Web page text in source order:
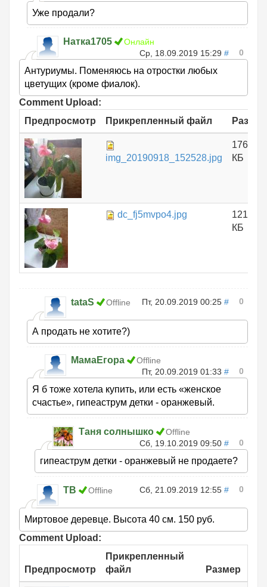
Уже продали?
Натка1705
Онлайн
Ср, 18.09.2019 15:29 # 0
Антуриумы. Поменяюсь на отростки любых
цветущих (кроме фиалок).
Comment Upload:
Предпросмотр
Прикрепленный файл Размер
img_20190918_152528.jpg
176.06
КБ
dc_fj5mvpo4.jpg
121.14
КБ
tataS Offline Пт, 20.09.2019 00:25 # 0
А продать не хотите?)
МамаЕгора
Offline
Пт, 20.09.2019 01:33 # 0
Я б тоже хотела купить, или есть «женское
счастье», гипеаструм детки - оранжевый.
Таня солнышко
Offline
Сб, 19.10.2019 09:50 # 0
гипеаструм детки - оранжевый не продаете?
ТВ Offline Сб, 21.09.2019 12:55 # 0
Миртовое деревце. Высота 40 см. 150 руб.
Comment Upload:
Предпросмотр
Прикрепленный
файл
Размер